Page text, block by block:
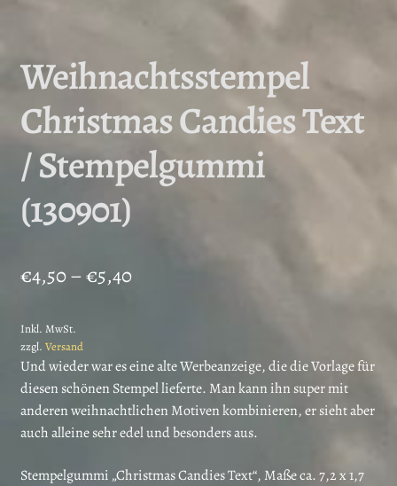
Weihnachtsstempel
Christmas Candies Text
/ Stempelgummi
(130901)
€4,50–€5,40Preisspanne:
€5,40
Inkl. MwSt.
zzgl. Versand
Und wieder war es eine alte Werbeanzeige, die die Vorlage für
diesen schönen Stempel lieferte. Man kann ihn super mit
anderen weihnachtlichen Motiven kombinieren, er sieht aber
auch alleine sehr edel und besonders aus.
Stempelgummi „Christmas Candies Text“, Maße ca. 7,2 x 1,7